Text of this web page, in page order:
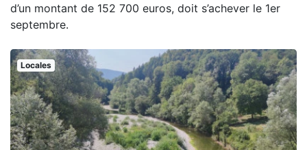
d’un montant de 152 700 euros, doit s’achever le 1er
septembre.
Locales